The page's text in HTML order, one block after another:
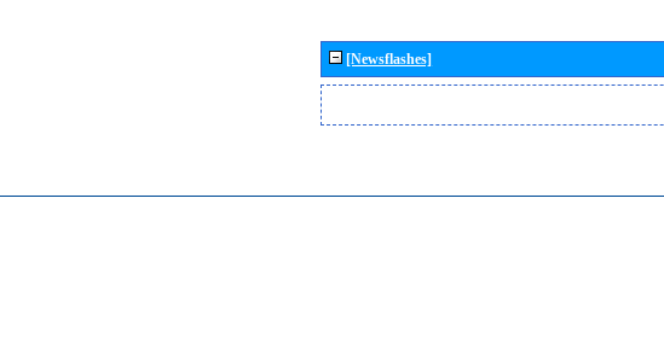
[Newsflashes]